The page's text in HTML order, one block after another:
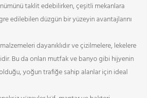
taklit edebilirken, çeşitli mekanlara
edilebilen düzgün bir yüzeyin avantajlarını
dayanıklıdır ve çizilmelere, lekelere
Bu da onları mutfak ve banyo gibi hijyenin
yoğun trafiğe sahip alanlar için ideal